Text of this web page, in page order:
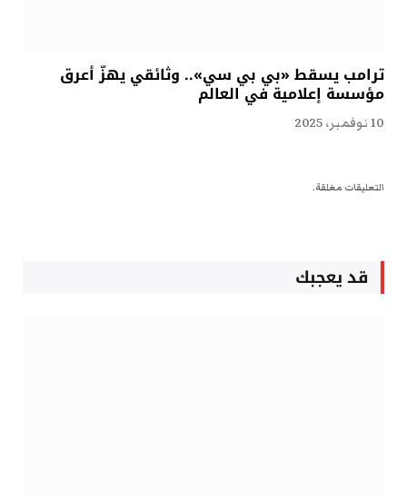
ترامب يسقط «بي بي سي».. وثائقي يهزّ أعرق
مؤسسة إعلامية في العالم
10 نوفمبر، 2025
التعليقات مغلقة.
قد يعجبك